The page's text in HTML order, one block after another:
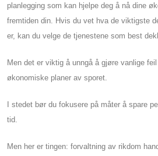
planlegging som kan hjelpe deg å nå dine
fremtiden din. Hvis du vet hva de viktigste
er, kan du velge de tjenestene som best
Men det er viktig å unngå å gjøre vanlige
økonomiske planer av sporet.
I stedet bør du fokusere på måter å spare
tid.
Men her er tingen: forvaltning av rikdom